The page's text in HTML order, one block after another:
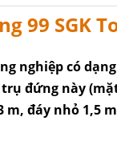
99 SGK
nghiệp có
đứng này
m, đáy nhỏ 1,5